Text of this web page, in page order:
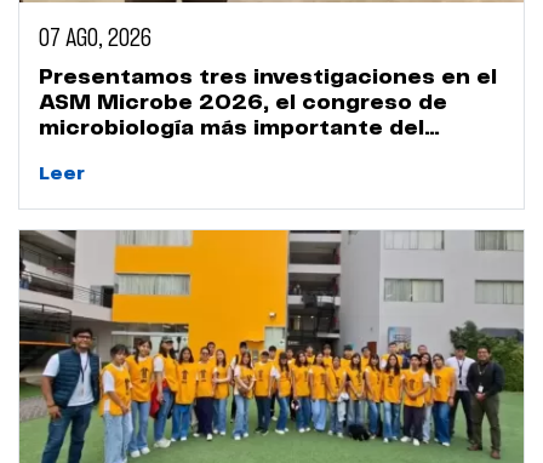
07 AGO, 2026
Presentamos tres investigaciones en el
ASM Microbe 2026, el congreso de
microbiología más importante del
Leer